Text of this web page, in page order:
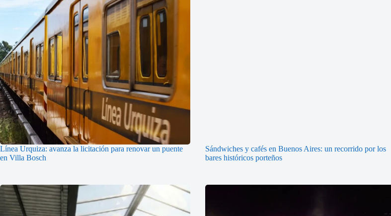
Línea Urquiza: avanza la licitación para renovar un puente
en Villa Bosch
Sándwiches y cafés en Buenos Aires: un recorrido por los
bares históricos porteños